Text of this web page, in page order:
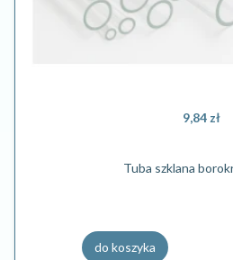
9,84 zł
Tuba szklana
do koszyka